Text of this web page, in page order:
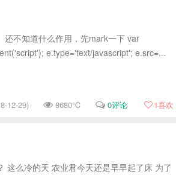
还不知道什么作用，先mark一下 var
e.type='text/javascript'; e.src=...
12-29) 8680℃ 0评论 1喜欢
这么冷的天 农业君今天还是早早起了床 为了